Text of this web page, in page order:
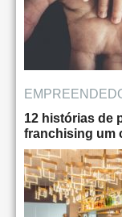
12 histórias de
franchising um